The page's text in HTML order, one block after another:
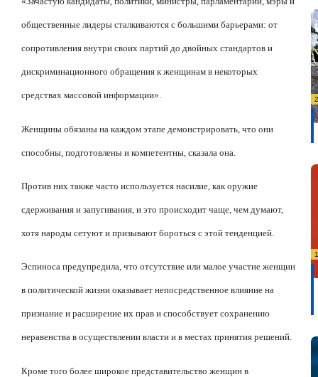
общественные лидеры сталкиваются с большими барьерами: от
сопротивления внутри своих партий до двойных стандартов и
дискриминационного обращения к женщинам в некоторых
средствах массовой информации».
Женщины обязаны на каждом этапе демонстрировать, что они
способны, подготовлены и компетентны, сказала она.
Против них также часто используется насилие, как оружие
сдерживания и запугивания, и это происходит чаще, чем думают,
хотя народы сетуют и призывают бороться с этой тенденцией.
Эспиноса предупредила, что отсутствие или малое участие женщин
в политической жизни оказывает непосредственное влияние на
признание и расширение их прав и способствует сохранению
неравенства в осуществлении власти и в местах принятия решений.
Кроме того более широкое представительство женщин в